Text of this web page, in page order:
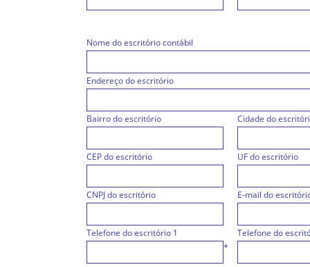
Nome do escritório contábil
Endereço do escritório
Bairro do escritório Cidade do
CEP do escritório UF do escritório
CNPJ do escritório E-mail do
Telefone do escritório 1
*
Telefone do